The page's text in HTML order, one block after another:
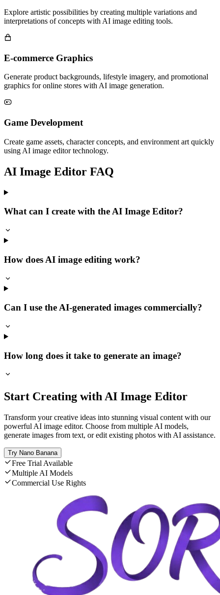
Explore artistic possibilities by creating multiple variations and
interpretations of concepts with AI image editing tools.
E-commerce Graphics
Generate product backgrounds, lifestyle imagery, and promotional
graphics for online stores with AI image generation.
Game Development
Create game assets, character concepts, and environment art quickly
using AI image editor technology.
AI Image Editor FAQ
What can I create with the AI Image Editor?
How does AI image editing work?
Can I use the AI-generated images commercially?
How long does it take to generate an image?
Start Creating with AI Image Editor
Transform your creative ideas into stunning visual content with our
powerful AI image editor. Choose from multiple AI models,
generate images from text, or edit existing photos with AI assistance.
Try Nano Banana
Free Trial Available
Multiple AI Models
Commercial Use Rights